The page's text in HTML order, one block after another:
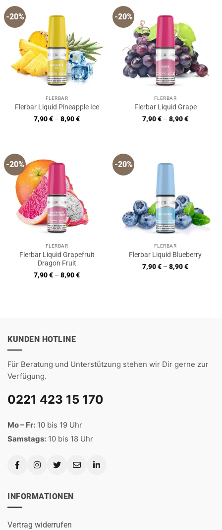
-20%
FLERBAR
Flerbar Liquid Pineapple Ice
7,90€ – 8,90€
-20%
FLERBAR
Flerbar Liquid Grape
7,90€ – 8,90€
-20%
FLERBAR
Flerbar Liquid Grapefruit
Dragon Fruit
7,90€ – 8,90€
-20%
FLERBAR
Flerbar Liquid Blueberry
7,90€ – 8,90€
KUNDEN HOTLINE
Für Beratung und Unterstützung stehen wir Dir gerne zur
Verfügung.
0221 423 15 170
Mo – Fr: 10 bis 19 Uhr
Samstags: 10 bis 18 Uhr
INFORMATIONEN
Vertrag widerrufen